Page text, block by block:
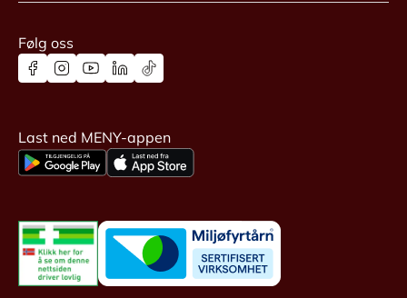
Følg oss
Last ned MENY-appen